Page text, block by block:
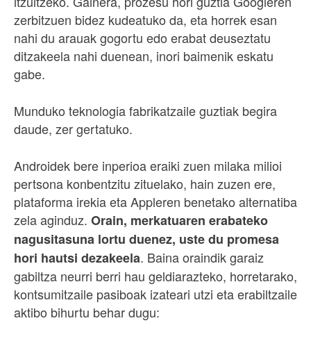
zerbitzuen bidez kudeatuko da, eta horrek esan
nahi du arauak gogortu edo erabat deuseztatu
ditzakeela nahi duenean, inori baimenik eskatu
gabe.
Munduko teknologia fabrikatzaile guztiak begira
daude, zer gertatuko.
Androidek bere inperioa eraiki zuen milaka milioi
pertsona konbentzitu zituelako, hain zuzen ere,
plataforma irekia eta Appleren benetako alternatiba
zela aginduz. Orain, merkatuaren erabateko
nagusitasuna lortu duenez, uste du promesa
hori hautsi dezakeela. Baina oraindik garaiz
gabiltza neurri berri hau geldiarazteko, horretarako,
kontsumitzaile pasiboak izateari utzi eta erabiltzaile
aktibo bihurtu behar dugu: